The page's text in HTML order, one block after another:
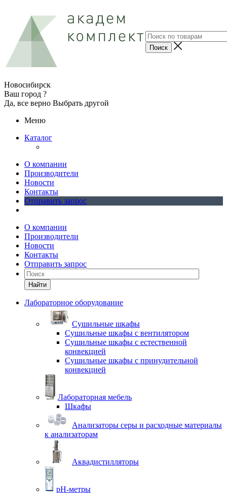
Новосибирск
Ваш город ?
Да, все верно Выбрать другой
Меню
Каталог
О компании
Производители
Новости
Контакты
Отправить запрос
О компании
Производители
Новости
Контакты
Отправить запрос
Найти
Лабораторное оборудование
Cушильные шкафы
Сушильные шкафы с вентилятором
Сушильные шкафы с естественной
конвекцией
Сушильные шкафы с принудительной
конвекцией
Лабораторная мебель
Шкафы
Анализаторы серы и расходные материалы
к анализаторам
Аквадистилляторы
pH-метры